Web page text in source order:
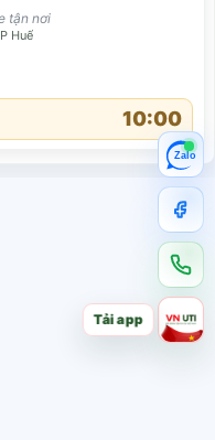
tận nơi
Huế
10:00
Zalo
Tải app